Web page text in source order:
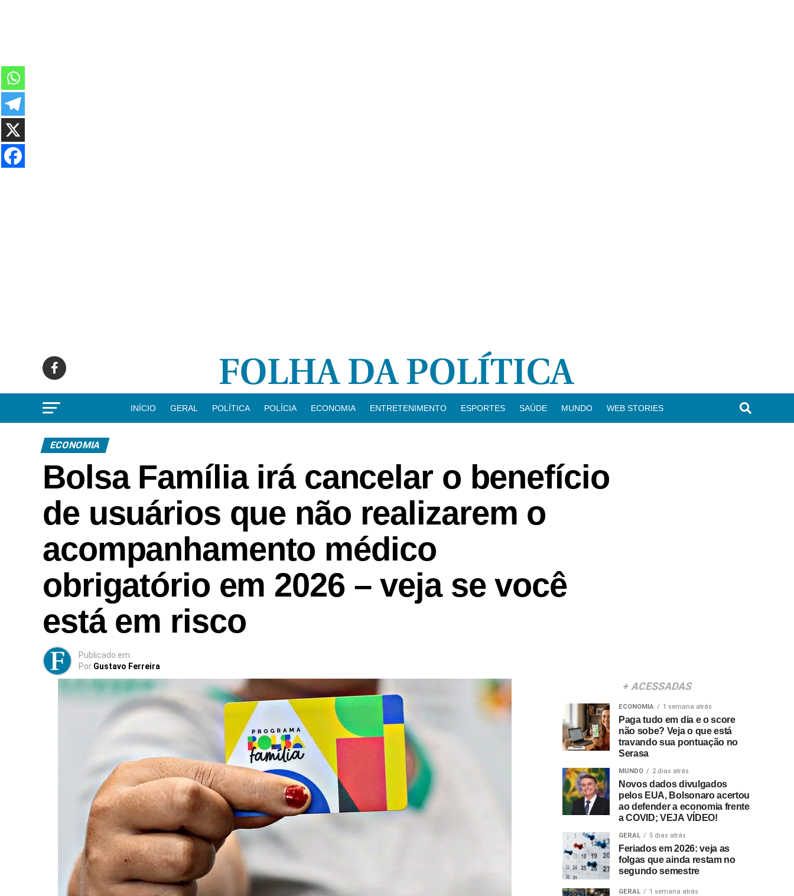
INÍCIO GERAL POLÍTICA POLÍCIA ECONOMIA ENTRETENIMENTO ESPORTES SAÚDE MUNDO WEB STORIES
ECONOMIA
Bolsa Família irá cancelar o benefício
de usuários que não realizarem o
acompanhamento médico
obrigatório em 2026 – veja se você
está em risco
Publicado em
Por Gustavo Ferreira
+ ACESSADAS
ECONOMIA 1 semana atrás
Paga tudo em dia e o score
não sobe? Veja o que está
travando sua pontuação no
Serasa
MUNDO 2 dias atrás
Novos dados divulgados
pelos EUA, Bolsonaro acertou
ao defender a economia frente
a COVID; VEJA VÍDEO!
GERAL 5 dias atrás
Feriados em 2026: veja as
folgas que ainda restam no
segundo semestre
GERAL 1 semana atrás